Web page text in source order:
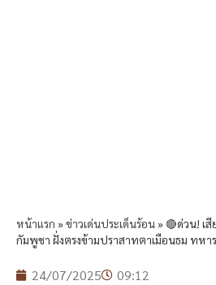
หน้าแรก »ข่าวเด่นประเด็นร้อน»🔴ด่วน! เ
กัมพูชา ฝั่งตรงข้ามปราสาทตาเมือนธม ทหา
24/07/2025 09:12